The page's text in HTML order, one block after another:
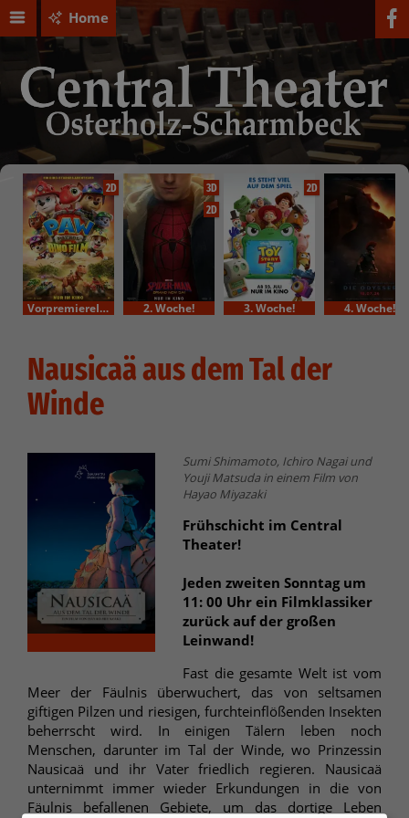
Home
2D
VorpremiereIm Bundesstart
3D
2D
2. Woche!
2D
3. Woche! 4. Woche!
Nausicaä aus dem Tal der
Winde
Sumi Shimamoto, Ichiro Nagai und
Youji Matsuda in einem Film von
Hayao Miyazaki
Frühschicht im Central
Theater!
Jeden zweiten Sonntag um
11: 00 Uhr ein Filmklassiker
zurück auf der großen
Leinwand!
Fast die gesamte Welt ist vom
Meer der Fäulnis überwuchert, das von seltsamen
giftigen Pilzen und riesigen, furchteinflößenden Insekten
beherrscht wird. In einigen Tälern leben noch
Menschen, darunter im Tal der Winde, wo Prinzessin
Nausicaä und ihr Vater friedlich regieren. Nausicaä
unternimmt immer wieder Erkundungen in die von
Fäulnis befallenen Gebiete, um das dortige Leben